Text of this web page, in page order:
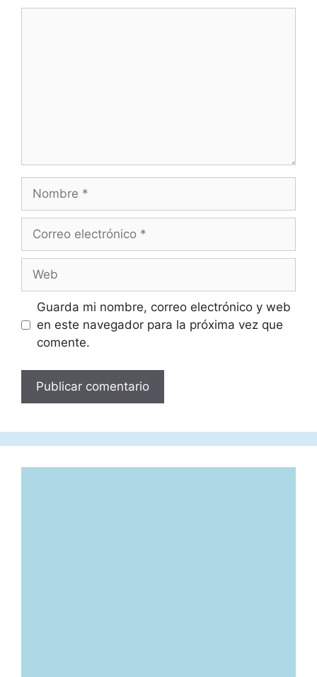
Nombre
Correo
Web
Guarda mi nombre, correo electrónico y web
en este navegador para la próxima vez que
comente.